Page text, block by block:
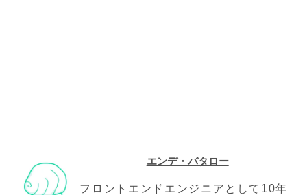
エンデ・バタロー
フロントエンドエンジニアとして10年